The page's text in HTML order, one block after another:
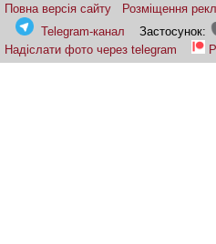
Повна версія сайту Розміщення
Telegram-канал
Застосунок:
Надіслати фото через telegram